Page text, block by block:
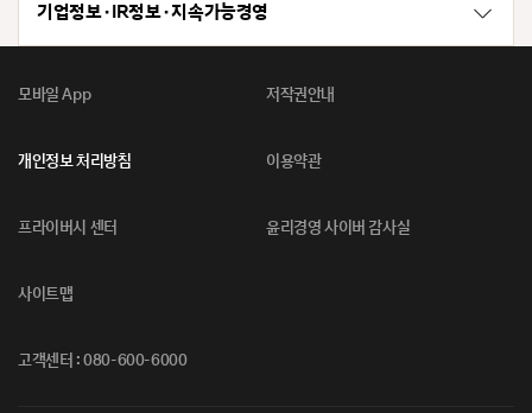
기업정보 · IR정보 · 지속가능경영
모바일 App 저작권안내
개인정보 처리방침 이용약관
프라이버시 센터 윤리경영 사이버 감사실
사이트맵
고객센터 : 080-600-6000